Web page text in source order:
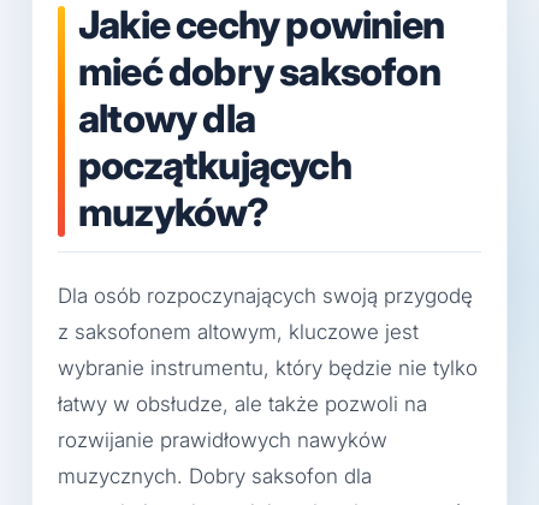
Jakie cechy powinien
mieć dobry saksofon
altowy dla
początkujących
muzyków?
Dla osób rozpoczynających swoją przygodę
z saksofonem altowym, kluczowe jest
wybranie instrumentu, który będzie nie tylko
łatwy w obsłudze, ale także pozwoli na
rozwijanie prawidłowych nawyków
muzycznych. Dobry saksofon dla